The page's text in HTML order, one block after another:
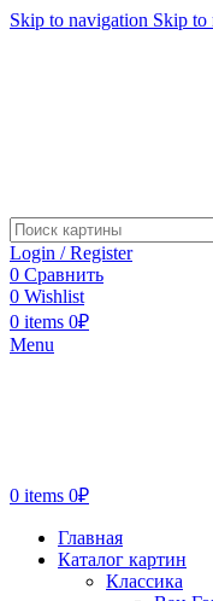
Skip to navigation Skip to
Login / Register
0 Сравнить
0 Wishlist
0 items 0₽
Menu
0 items 0₽
Главная
Каталог картин
Классика